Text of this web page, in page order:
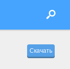
Скачать